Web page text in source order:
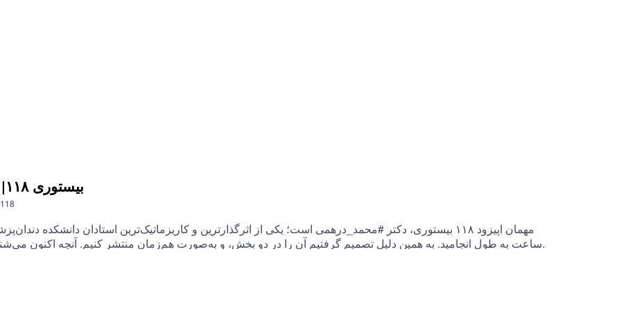
گفت‌وگو اما نه در دانشگاه اتفاق افتاده باشد و نه در مطب؛ بلکه در یک صبح پر استرس، زمانی که پسر دکتر جلالیان
امروز هم زندگی کرده‌ای؟»پرسشی که پاسخش آسان نیست؛ نه برای یک استاد دانشگاه، نه برای یک پژوهشگر و نه برای
این سؤال، نقطه‌ای است که این گفت‌وگو را از روایت یک مسیر حرفه‌ای فراتر می‌برد و آن را به تأملی درباره معنای
118. بیستوری ۱۱۸| دکتر محمد درهمی| بخش دوم
118
مهمان اپیزود ۱۱۸ بیستوری، دکتر #محمد_درهمی است؛ یکی از اثرگذارترین و کاریزماتیک‌ترین استادان
ساعت به طول انجامید. به همین دلیل تصمیم گرفتیم آن را در دو بخش، و به‌صورت هم‌زمان منتشر کنیم. آنچه اکنون